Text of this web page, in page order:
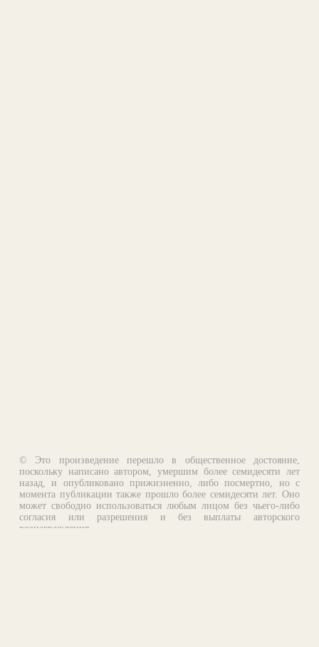
© Это произведение перешло в общественное достояние,
поскольку написано автором, умершим более семидесяти лет
назад, и опубликовано прижизненно, либо посмертно, но с
момента публикации также прошло более семидесяти лет. Оно
может свободно использоваться любым лицом без чьего-либо
согласия или разрешения и без выплаты авторского
вознаграждения.